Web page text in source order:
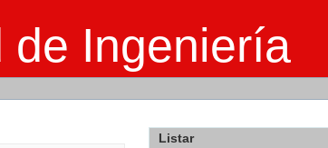
de Ingeniería
Listar